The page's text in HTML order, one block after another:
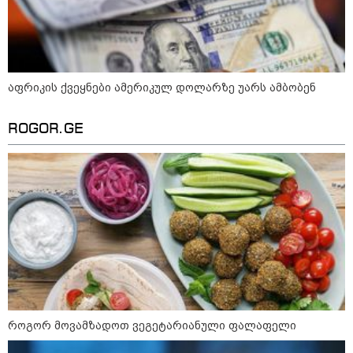
15:54 / 06-08-2026
"ბრალი არის აბურდული -
სამწუხაროა, რომ სრულიად
უდანაშაულო ბავშვის ცხოვრება
დაანგრიეს"- გიგა ავალიანის
საქმეზე დაკავებული ანასტასია
ბერუაშვილის ადვოკატი
კატეგორიის ყველა სიახლე
მკითხველის რჩევით
აფრიკის ქვეყნები ამერიკულ დოლარზე უარს ამბობენ
ROGOR.GE
როგორ მოვამზადოთ ვეგეტარიანული ფალაფელი